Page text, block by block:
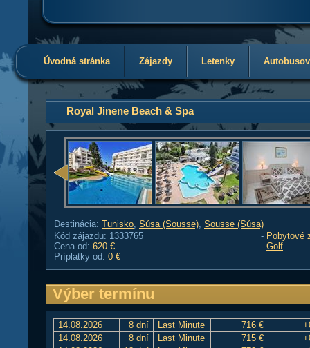
Úvodná stránka Zájazdy Letenky
Royal Jinene Beach & Spa
Destinácia: Tunisko, Súsa (Sousse), Sousse (Súsa)
Kód zájazdu: 1333765
Cena od: 620 €
Príplatky od: 0 €
- Pobytové
- Golf
Výber termínu
14.08.2026 8 dní Last Minute 716 €
14.08.2026
8 dní Last Minute 715 €